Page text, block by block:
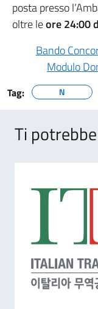
posta presso
oltre leore 24:00
Bando
Modulo
Tag: N
Ti